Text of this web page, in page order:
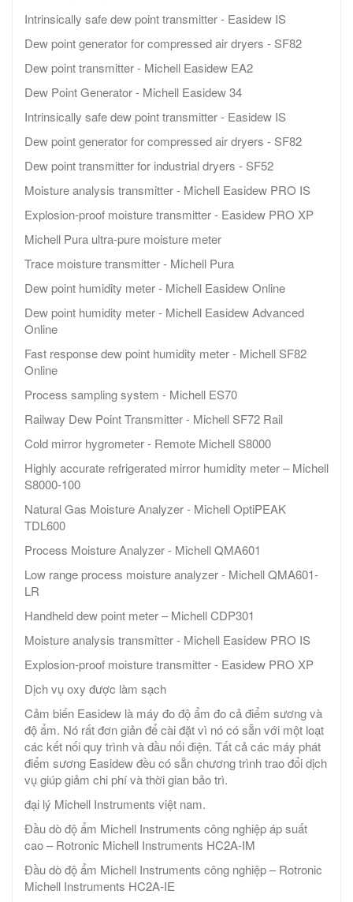
Intrinsically safe dew point transmitter - Easidew IS
Dew point generator for compressed air dryers - SF82
Dew point transmitter - Michell Easidew EA2
Dew Point Generator - Michell Easidew 34
Intrinsically safe dew point transmitter - Easidew IS
Dew point generator for compressed air dryers - SF82
Dew point transmitter for industrial dryers - SF52
Moisture analysis transmitter - Michell Easidew PRO IS
Explosion-proof moisture transmitter - Easidew PRO XP
Michell Pura ultra-pure moisture meter
Trace moisture transmitter - Michell Pura
Dew point humidity meter - Michell Easidew Online
Dew point humidity meter - Michell Easidew Advanced
Online
Fast response dew point humidity meter - Michell SF82
Online
Process sampling system - Michell ES70
Railway Dew Point Transmitter - Michell SF72 Rail
Cold mirror hygrometer - Remote Michell S8000
Highly accurate refrigerated mirror humidity meter – Michell
S8000-100
Natural Gas Moisture Analyzer - Michell OptiPEAK
TDL600
Process Moisture Analyzer - Michell QMA601
Low range process moisture analyzer - Michell QMA601-
LR
Handheld dew point meter – Michell CDP301
Moisture analysis transmitter - Michell Easidew PRO IS
Explosion-proof moisture transmitter - Easidew PRO XP
Dịch vụ oxy được làm sạch
Cảm biến Easidew là máy đo độ ẩm đo cả điểm sương và
độ ẩm. Nó rất đơn giản để cài đặt vì nó có sẵn với một loạt
các kết nối quy trình và đầu nối điện. Tất cả các máy phát
điểm sương Easidew đều có sẵn chương trình trao đổi dịch
vụ giúp giảm chi phí và thời gian bảo trì.
đại lý Michell Instruments việt nam.
Đầu dò độ ẩm Michell Instruments công nghiệp áp suất
cao – Rotronic Michell Instruments HC2A-IM
Đầu dò độ ẩm Michell Instruments công nghiệp – Rotronic
Michell Instruments HC2A-IE